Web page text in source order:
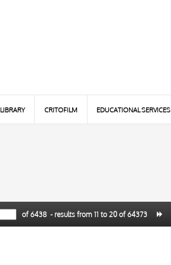
CRITOFILM EDUCATIONAL SERVICES
of6438 - results from 11 to 20of64373